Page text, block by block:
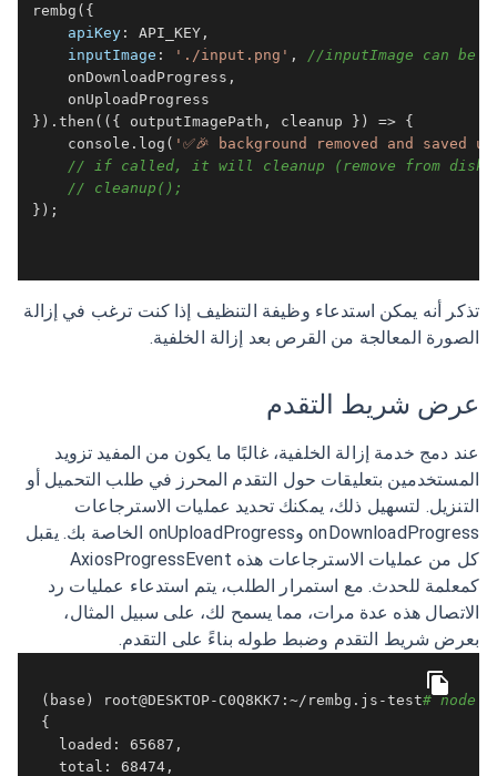
rembg ({
apiKey : API_KEY ,
inputImage : './input.png' , //inputImage can
    onDownloadProgress,
    onUploadProgress
}). then ( ( { outputImagePath, cleanup } ) => {
console . log ( '✅🎉 background removed and saved
// if called, it will cleanup (remove from disk)
// cleanup();
});
تذكر أنه يمكن استدعاء وظيفة التنظيف إذا كنت ترغب في إزالة
الصورة المعالجة من القرص بعد إزالة الخلفية.
عرض شريط التقدم
عند دمج خدمة إزالة الخلفية، غالبًا ما يكون من المفيد تزويد
المستخدمين بتعليقات حول التقدم المحرز في طلب التحميل أو
التنزيل. لتسهيل ذلك، يمكنك تحديد عمليات الاسترجاعات
onDownloadProgress وonUploadProgress الخاصة بك. يقبل
كل من عمليات الاسترجاعات هذه AxiosProgressEvent
كمعلمة للحدث. مع استمرار الطلب، يتم استدعاء عمليات رد
الاتصال هذه عدة مرات، مما يسمح لك، على سبيل المثال،
بعرض شريط التقدم وضبط طوله بناءً على التقدم.
(base) root@DESKTOP-C0Q8KK7:~/rembg.js-test# node
{
   loaded: 65687,
   total: 68474,